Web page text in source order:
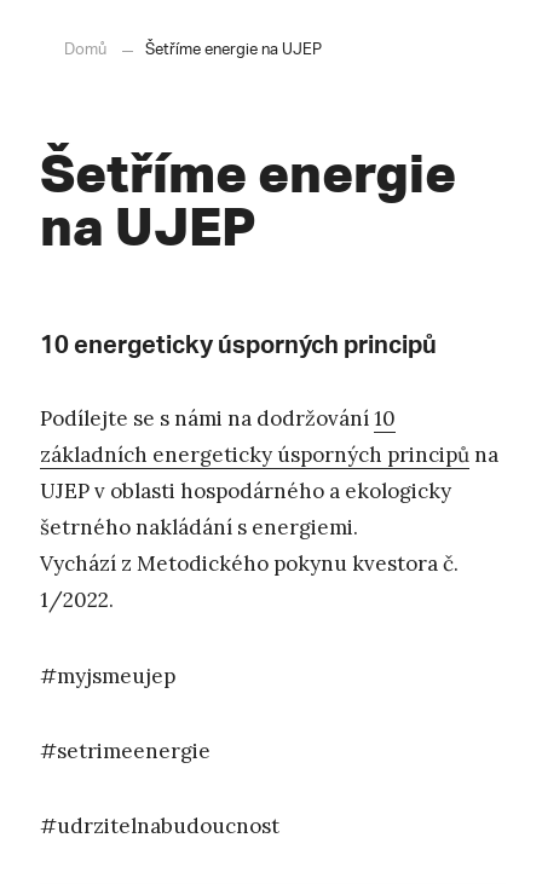
Domů Šetříme energie na UJEP
Šetříme energie
na UJEP
10 energeticky úsporných principů
Podílejte se s námi na dodržování10
základních energeticky úsporných principůna
UJEP v oblasti hospodárného a ekologicky
šetrného nakládání s energiemi.
Vychází z Metodického pokynu kvestora č.
1/2022.
#myjsmeujep
#setrimeenergie
#udrzitelnabudoucnost